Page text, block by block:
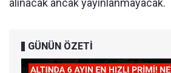
alınacak ancak yayınlanmayacak.
GÜNÜN ÖZETİ